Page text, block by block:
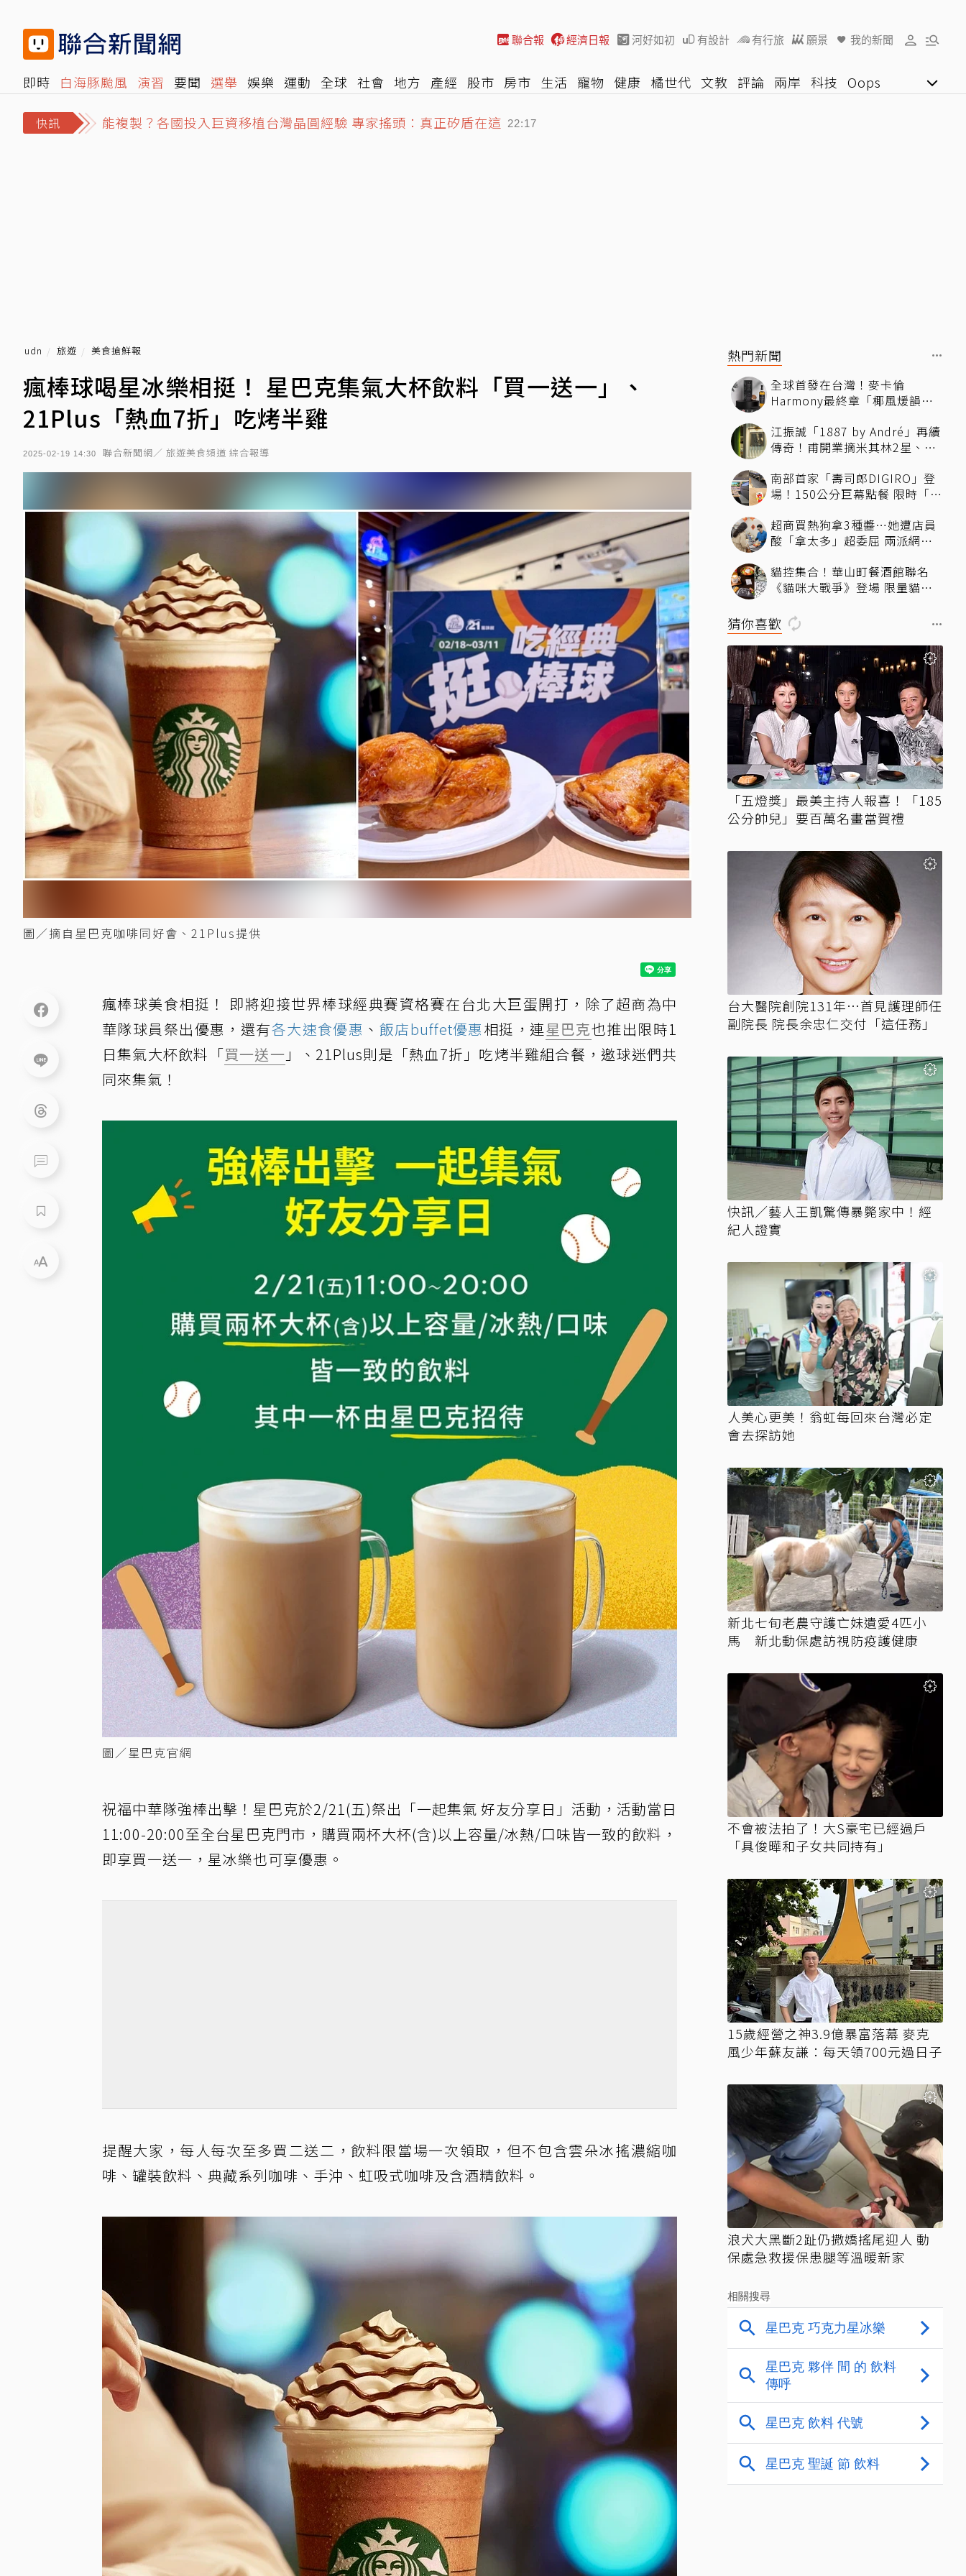
聯合報 經濟日報 河好如初 有設計 有行旅 願景 我的新聞
即時 白海豚颱風 演習 要聞 選舉 娛樂 運動 全球 社會 地方 產經 股市 房市 生活 寵物 健康 橘世代 文教 評論 兩岸 科技 Oops
快訊 能複製？各國投入巨資移植台灣晶圓經驗 專家搖頭：真正矽盾在這 22:17
udn 旅遊 美食搶鮮報
瘋棒球喝星冰樂相挺！ 星巴克集氣大杯飲料「買一送一」、
21Plus「熱血7折」吃烤半雞
2025-02-19 14:30 聯合新聞網／ 旅遊美食頻道 綜合報導
圖／摘自星巴克咖啡同好會、21Plus提供
瘋棒球美食相挺！ 即將迎接世界棒球經典賽資格賽在台北大巨蛋開打，除了超商為中
華隊球員祭出優惠，還有各大速食優惠 、 飯店buffet優惠相挺，連星巴克也推出限時1
日集氣大杯飲料「買一送一 」、21Plus則是「熱血7折」吃烤半雞組合餐，邀球迷們共
同來集氣！
圖／星巴克官網
祝福中華隊強棒出擊！星巴克於2/21(五)祭出「一起集氣 好友分享日」活動，活動當日
11:00-20:00至全台星巴克門市，購買兩杯大杯(含)以上容量/冰熱/口味皆一致的飲料，
即享買一送一，星冰樂也可享優惠。
提醒大家，每人每次至多買二送二，飲料限當場一次領取，但不包含雲朵冰搖濃縮咖
啡、罐裝飲料、典藏系列咖啡、手沖、虹吸式咖啡及含酒精飲料。
熱門新聞
全球首發在台灣！麥卡倫
Harmony最終章「椰風煖韻」
江振誠「1887 by André」再續
傳奇！甫開業摘米其林2星、年
南部首家「壽司郎DIGIRO」登
場！150公分巨幕點餐 限時「生
超商買熱狗拿3種醬…她遭店員
酸「拿太多」超委屈 兩派網友
貓控集合！華山町餐酒館聯名
《貓咪大戰爭》登場 限量貓罐
猜你喜歡
「五燈獎」最美主持人報喜！「185
公分帥兒」要百萬名畫當賀禮
台大醫院創院131年…首見護理師任
副院長 院長余忠仁交付「這任務」
快訊／藝人王凱驚傳暴斃家中！經
紀人證實
人美心更美！翁虹每回來台灣必定
會去探訪她
新北七旬老農守護亡妹遺愛4匹小
馬 新北動保處訪視防疫護健康
不會被法拍了！大S豪宅已經過戶
「具俊曄和子女共同持有」
15歲經營之神3.9億暴富落幕 麥克
風少年蘇友謙：每天領700元過日子
浪犬大黑斷2趾仍撒嬌搖尾迎人 動
保處急救援保患腿等溫暖新家